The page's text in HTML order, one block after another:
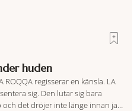
huden
regisserar en känsla. LA
sig. Den lutar sig bara
det dröjer inte länge innan jag